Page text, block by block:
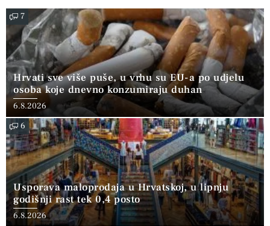
7
Hrvati sve više puše, u vrhu su EU-a po udjelu
osoba koje dnevno konzumiraju duhan
6.8.2026
6
Usporava maloprodaja u Hrvatskoj, u lipnju
godišnji rast tek 0,4 posto
6.8.2026